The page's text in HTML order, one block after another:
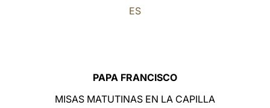
中文
ES
PAPA FRANCISCO
MISAS MATUTINAS EN LA CAPILLA